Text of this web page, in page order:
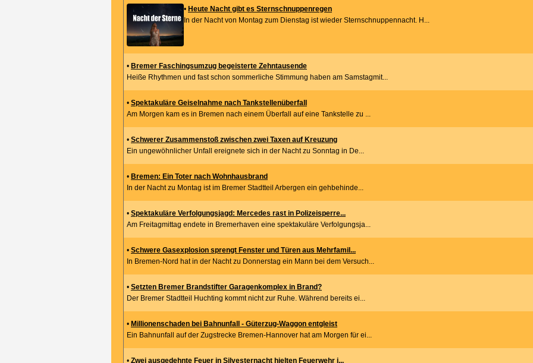
• Heute Nacht gibt es Sternschnuppenregen
In der Nacht von Montag zum Dienstag ist wieder Sternschnuppennacht. H...
• Bremer Faschingsumzug begeisterte Zehntausende
Heiße Rhythmen und fast schon sommerliche Stimmung haben am Samstagmit...
• Spektakuläre Geiselnahme nach Tankstellenüberfall
Am Morgen kam es in Bremen nach einem Überfall auf eine Tankstelle zu ...
• Schwerer Zusammenstoß zwischen zwei Taxen auf Kreuzung
Ein ungewöhnlicher Unfall ereignete sich in der Nacht zu Sonntag in De...
• Bremen: Ein Toter nach Wohnhausbrand
In der Nacht zu Montag ist im Bremer Stadtteil Arbergen ein gehbehinde...
• Spektakuläre Verfolgungsjagd: Mercedes rast in Polizeisperre...
Am Freitagmittag endete in Bremerhaven eine spektakuläre Verfolgungsja...
• Schwere Gasexplosion sprengt Fenster und Türen aus Mehrfamil...
In Bremen-Nord hat in der Nacht zu Donnerstag ein Mann bei dem Versuch...
• Setzten Bremer Brandstifter Garagenkomplex in Brand?
Der Bremer Stadtteil Huchting kommt nicht zur Ruhe. Während bereits ei...
• Millionenschaden bei Bahnunfall - Güterzug-Waggon entgleist
Ein Bahnunfall auf der Zugstrecke Bremen-Hannover hat am Morgen für ei...
• Zwei ausgedehnte Feuer in Silvesternacht hielten Feuerwehr i...